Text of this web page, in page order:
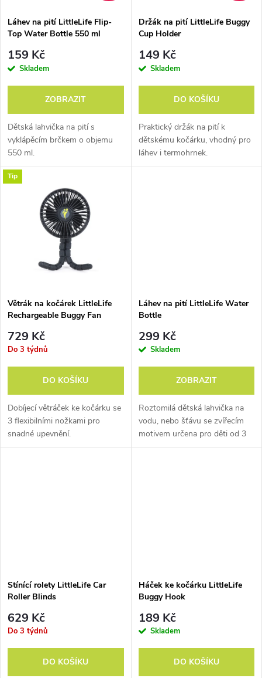
p
r
o
d
u
k
s
p
r
d
u
k
Láhev na pití LittleLife Flip-
Top Water Bottle 550 ml
159 Kč
Skladem
ZOBRAZIT
Dětská lahvička na pití s
vyklápěcím brčkem o objemu
550 ml.
Držák na pití LittleLife Buggy
Cup Holder
149 Kč
Skladem
DO KOŠÍKU
Praktický držák na pití k
dětskému kočárku, vhodný pro
láhev i termohrnek.
Tip
Větrák na kočárek LittleLife
Rechargeable Buggy Fan
729 Kč
Do 3 týdnů
DO KOŠÍKU
Dobíjecí větráček ke kočárku se
3 flexibilními nožkami pro
snadné upevnění.
Láhev na pití LittleLife Water
Bottle
299 Kč
Skladem
ZOBRAZIT
Roztomilá dětská lahvička na
vodu, nebo šťávu se zvířecím
motivem určena pro děti od 3
let. Je vyrobena z velice lehkého
Stínící rolety LittleLife Car
Roller Blinds
629 Kč
Do 3 týdnů
DO KOŠÍKU
Háček ke kočárku LittleLife
Buggy Hook
189 Kč
Skladem
DO KOŠÍKU